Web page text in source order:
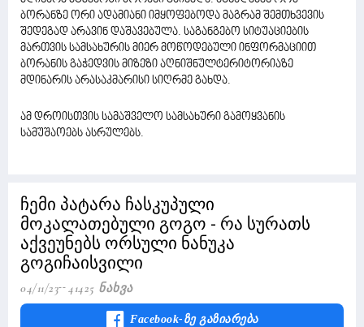
ბორანზე ორი ადამიანი იმყოფებოდა მაგრამ შემთხვევის
შედეგად არავინ დაშავებულა. საგანგებო სიტუაციების
მართვის სამსახურის მიერ მოწოდებული ინფორმაციით
ბორანის გაჭედვის მიზეზი აღნიშნულტერიტორიაზე
მდინარის არასაკმარისი სიღრმე გახდა.
ამ დროისთვის სამაშველო სამსახური გამოყვანის
სამუშაოებს ასრულებს.
ჩემი პატარა ჩასკუპული
მოკალათებული გოგო - რა სურათს
აქვეუნებს ორსული ნანუკა
გოგიჩაისვილი
04/11/23 41425 Ნახვა
Facebook-Ზე Გაზიარება